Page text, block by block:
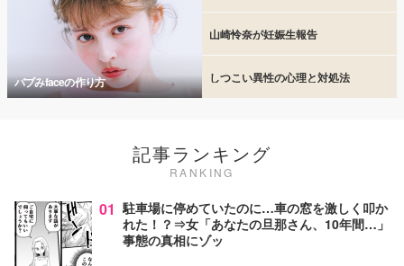
バブみfaceの作り方
山崎怜奈が妊娠生報告
しつこい異性の心理と対処法
記事ランキング
RANKING
01 駐車場に停めていたのに…車の窓を激しく叩か
れた！？⇒女「あなたの旦那さん、10年間…」
事態の真相にゾッ